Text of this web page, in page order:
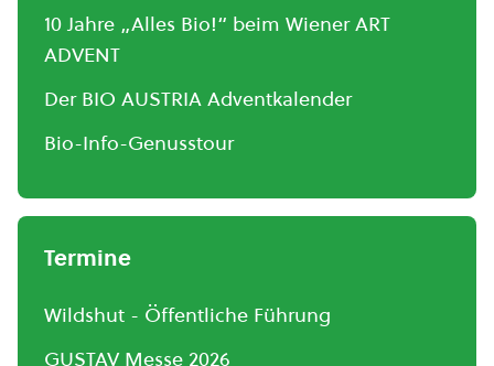
10 Jahre „Alles Bio!“ beim Wiener ART
ADVENT
Der BIO AUSTRIA Adventkalender
Bio-Info-Genusstour
Termine
Wildshut - Öffentliche Führung
GUSTAV Messe 2026